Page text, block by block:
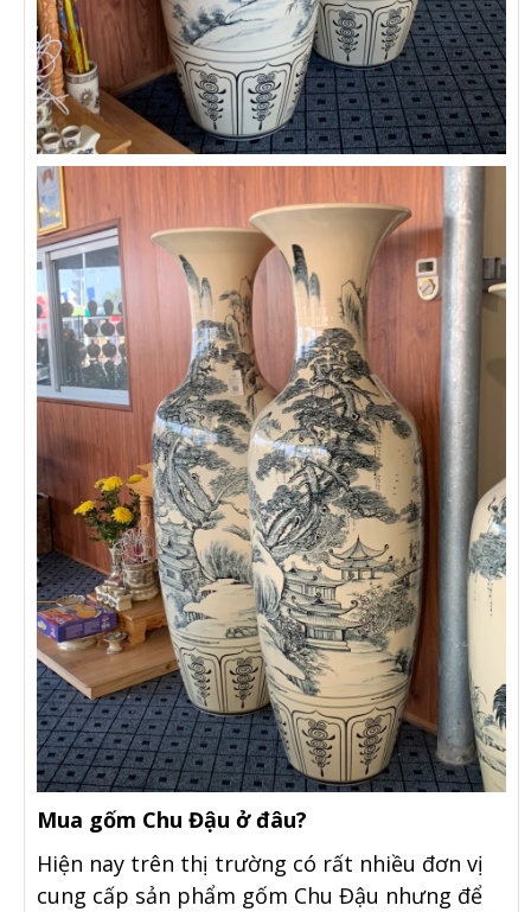
Mua gốm Chu Đậu ở đâu?
Hiện nay trên thị trường có rất nhiều đơn vị
cung cấp sản phẩm gốm Chu Đậu nhưng để